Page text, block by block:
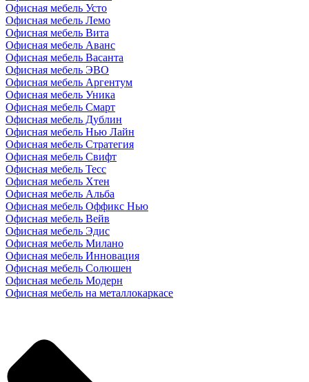
Офисная мебель Усто
Офисная мебель Лемо
Офисная мебель Вита
Офисная мебель Аванс
Офисная мебель Васанта
Офисная мебель ЭВО
Офисная мебель Аргентум
Офисная мебель Уника
Офисная мебель Смарт
Офисная мебель Дублин
Офисная мебель Нью Лайн
Офисная мебель Стратегия
Офисная мебель Свифт
Офисная мебель Тесс
Офисная мебель Хтен
Офисная мебель Альба
Офисная мебель Оффикс Нью
Офисная мебель Вейв
Офисная мебель Эдис
Офисная мебель Милано
Офисная мебель Инновация
Офисная мебель Солюшен
Офисная мебель Модерн
Офисная мебель на металлокаркасе